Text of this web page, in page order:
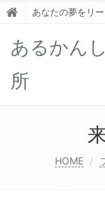
あなたの夢をリ
あるかん
所
HOME